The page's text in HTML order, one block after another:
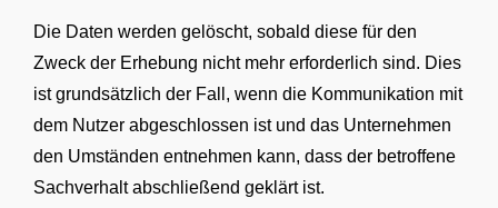
Die Daten werden gelöscht, sobald diese für den
Zweck der Erhebung nicht mehr erforderlich sind. Dies
ist grundsätzlich der Fall, wenn die Kommunikation mit
dem Nutzer abgeschlossen ist und das Unternehmen
den Umständen entnehmen kann, dass der betroffene
Sachverhalt abschließend geklärt ist.